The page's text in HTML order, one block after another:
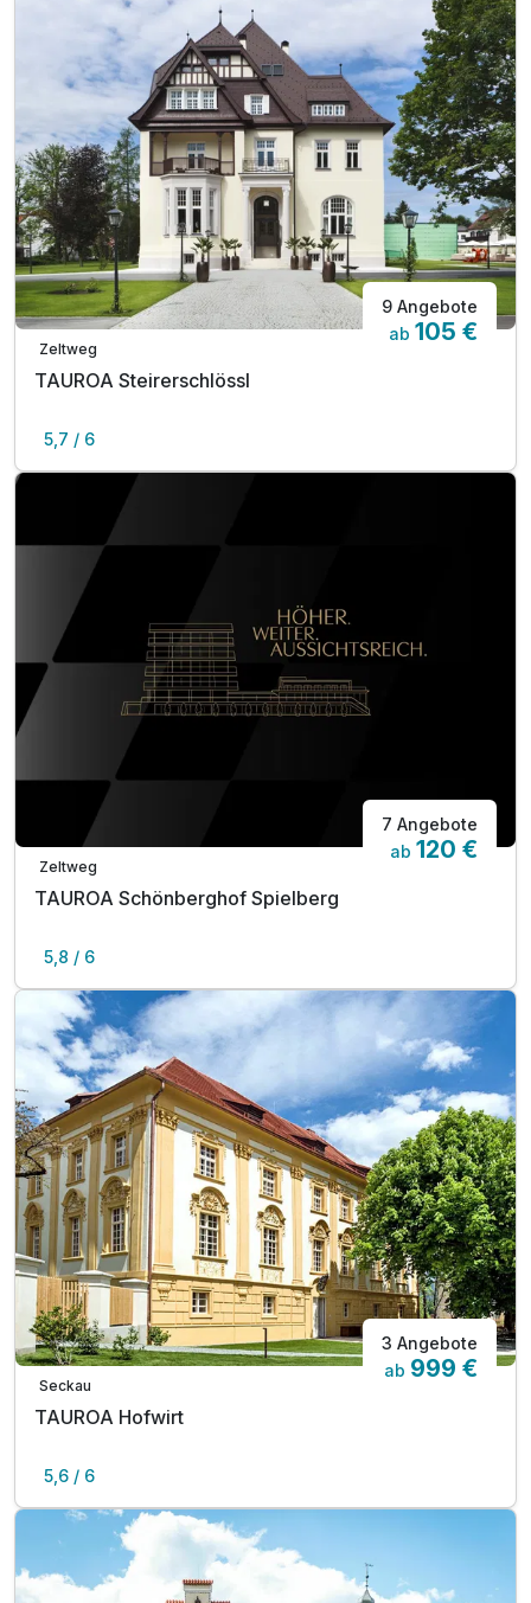
Zeltweg
9 Angebote
ab 105 €
TAUROA Steirerschlössl
5,7 / 6
Zeltweg
7 Angebote
ab 120 €
TAUROA Schönberghof Spielberg
5,8 / 6
Seckau
3 Angebote
ab 999 €
TAUROA Hofwirt
5,6 / 6